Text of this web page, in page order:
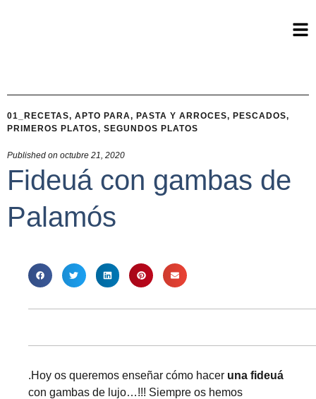
01_RECETAS, APTO PARA, PASTA Y ARROCES, PESCADOS,
PRIMEROS PLATOS, SEGUNDOS PLATOS
Published on octubre 21, 2020
Fideuá con gambas de
Palamós
.Hoy os queremos enseñar cómo hacer una fideuá
con gambas de lujo…!!! Siempre os hemos